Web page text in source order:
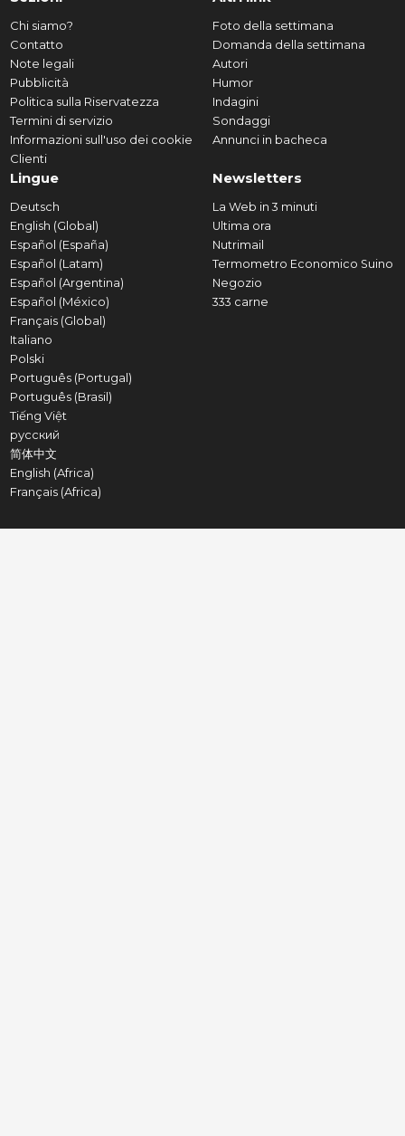
Chi siamo?
Contatto
Note legali
Pubblicità
Politica sulla Riservatezza
Termini di servizio
Informazioni sull'uso dei cookie
Clienti
Foto della settimana
Domanda della settimana
Autori
Humor
Indagini
Sondaggi
Annunci in bacheca
Lingue
Deutsch
English (Global)
Español (España)
Español (Latam)
Español (Argentina)
Español (México)
Français (Global)
Italiano
Polski
Português (Portugal)
Português (Brasil)
Tiếng Việt
русский
简体中文
English (Africa)
Français (Africa)
Newsletters
La Web in 3 minuti
Ultima ora
Nutrimail
Termometro Economico Suino
Negozio
333 carne